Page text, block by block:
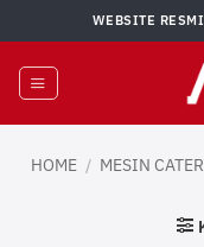
to
content
WEBSITE
HOME / MESIN